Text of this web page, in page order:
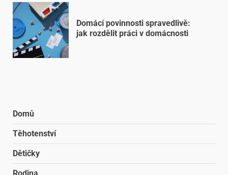
Domácí povinnosti spravedlivě:
jak rozdělit práci v domácnosti
Domů
Těhotenství
Dětičky